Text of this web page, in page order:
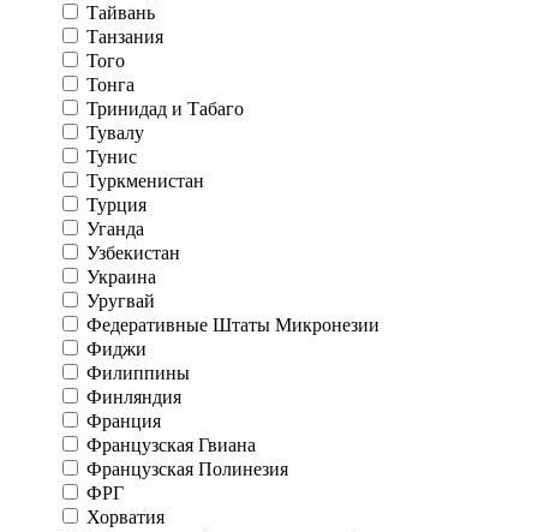
Тайвань
Танзания
Того
Тонга
Тринидад и Табаго
Тувалу
Тунис
Туркменистан
Турция
Уганда
Узбекистан
Украина
Уругвай
Федеративные Штаты Микронезии
Фиджи
Филиппины
Финляндия
Франция
Французская Гвиана
Французская Полинезия
ФРГ
Хорватия